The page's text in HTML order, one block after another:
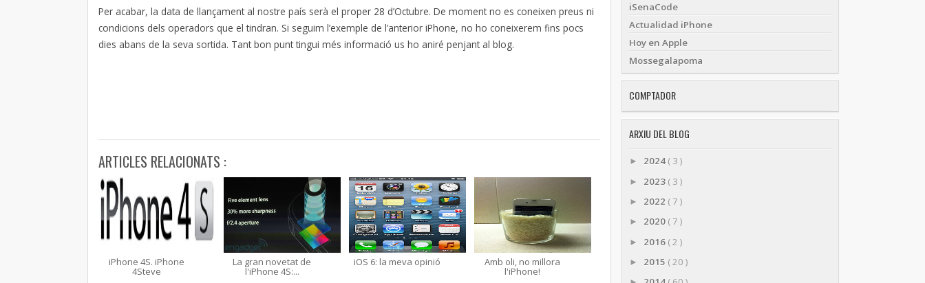
Per acabar, la data de llançament al nostre país serà el proper 28 d’Octubre. De moment no es coneixen preus ni
condicions dels operadors que el tindran. Si seguim l’exemple de l’anterior iPhone, no ho coneixerem fins pocs
dies abans de la seva sortida. Tant bon punt tingui més informació us ho aniré penjant al blog.
ARTICLES RELACIONATS :
iPhone 4S. iPhone
4Steve
La gran novetat de
l'iPhone 4S:...
iOS 6: la meva opinió Amb oli, no millora
l'iPhone!
iSenaCode
Actualidad iPhone
Hoy en Apple
Mossegalapoma
COMPTADOR
ARXIU DEL BLOG
► 2024 ( 3 )
► 2023 ( 3 )
► 2022 ( 7 )
► 2020 ( 7 )
► 2016 ( 2 )
► 2015 ( 20 )